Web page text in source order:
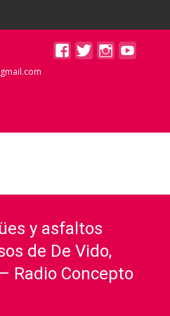
y asfaltos
de De Vido,
Radio Concepto